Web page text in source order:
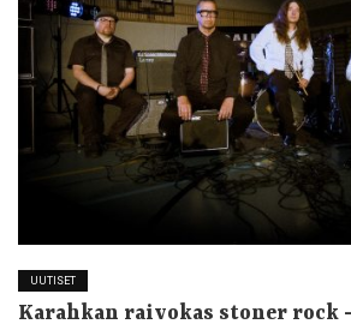
UUTISET
Karahkan raivokas stoner rock